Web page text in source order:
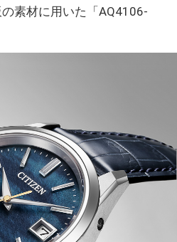
素材に用いた「AQ4106-